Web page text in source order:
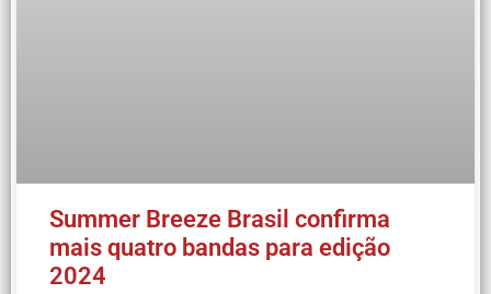
Summer Breeze Brasil confirma
mais quatro bandas para edição
2024